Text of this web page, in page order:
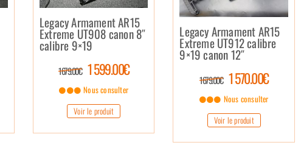
Legacy Armament AR15
Extreme UT908 canon 8″
calibre 9×19
1 679.00€ 1 599.00€
Nous consulter
Voir le produit
Legacy Armament AR15
Extreme UT912 calibre
9×19 canon 12″
1 679.00€ 1 570.00€
Nous consulter
Voir le produit